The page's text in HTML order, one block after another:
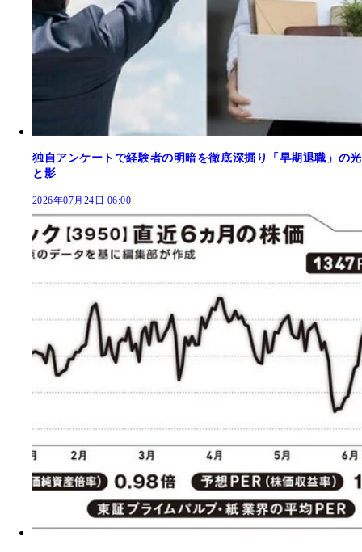
独自アンケートで経験者の明暗を徹底深掘り「早期退職」の光
と影
2026年07月24日 06:00